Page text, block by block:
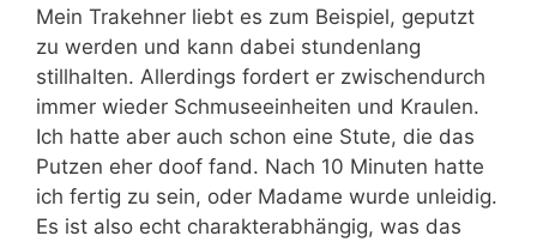
Mein Trakehner liebt es zum Beispiel, geputzt
zu werden und kann dabei stundenlang
stillhalten. Allerdings fordert er zwischendurch
immer wieder Schmuseeinheiten und Kraulen.
Ich hatte aber auch schon eine Stute, die das
Putzen eher doof fand. Nach 10 Minuten hatte
ich fertig zu sein, oder Madame wurde unleidig.
Es ist also echt charakterabhängig, was das